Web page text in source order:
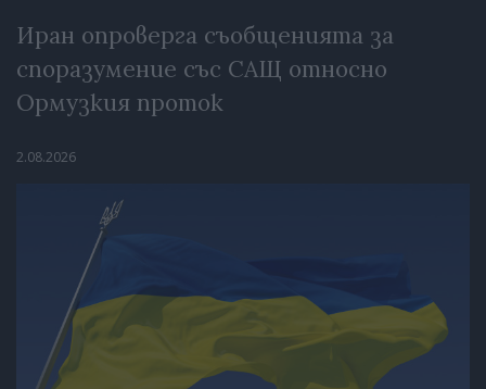
Иран опроверга съобщенията за
споразумение със САЩ относно
Ормузкия проток
2.08.2026